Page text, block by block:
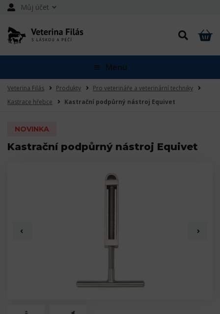
Můj účet
Menu
Veterina Filás Produkty
Pro veterináře a veterinární techniky
Kastrace hřebce
Kastrační podpůrný nástroj Equivet
NOVINKA
Kastrační podpůrný nástroj Equivet